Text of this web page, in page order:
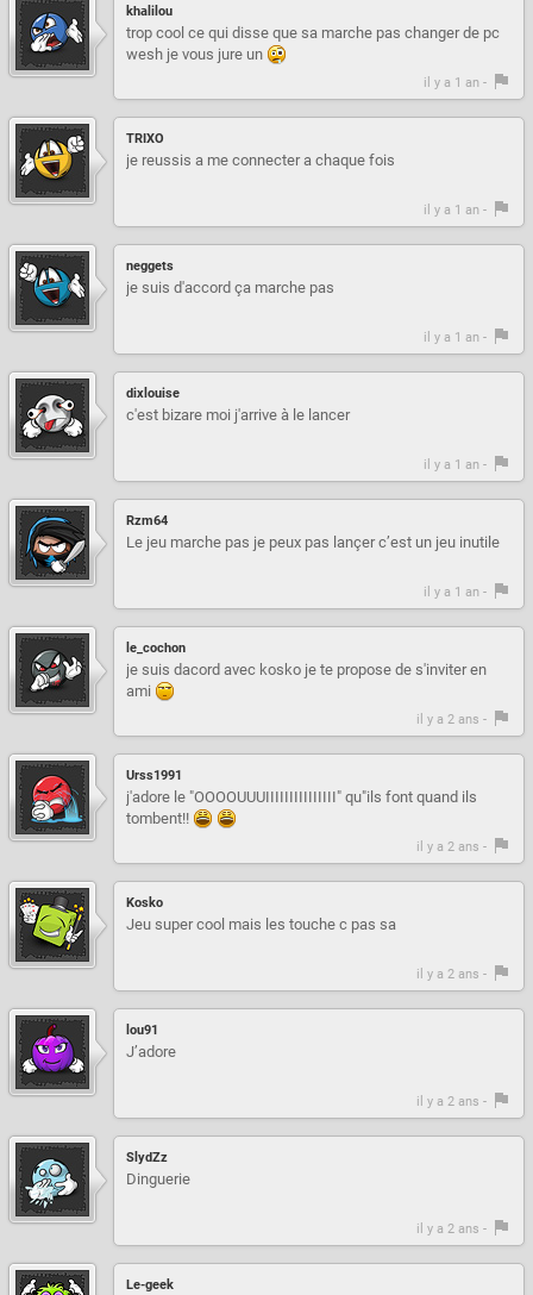
khalilou
trop cool ce qui disse que sa marche pas changer de pc
wesh je vous jure un
il y a 1 an -
TRIXO
je reussis a me connecter a chaque fois
il y a 1 an -
neggets
je suis d'accord ça marche pas
il y a 1 an -
dixlouise
c'est bizare moi j'arrive à le lancer
il y a 1 an -
Rzm64
Le jeu marche pas je peux pas lançer c’est un jeu inutile
il y a 1 an -
le_cochon
je suis dacord avec kosko je te propose de s'inviter en
ami
il y a 2 ans -
Urss1991
j'adore le "OOOOUUUIIIIIIIIIIIIIII" qu"ils font quand ils
tombent!!
il y a 2 ans -
Kosko
Jeu super cool mais les touche c pas sa
il y a 2 ans -
lou91
J’adore
il y a 2 ans -
SlydZz
Dinguerie
il y a 2 ans -
Le-geek